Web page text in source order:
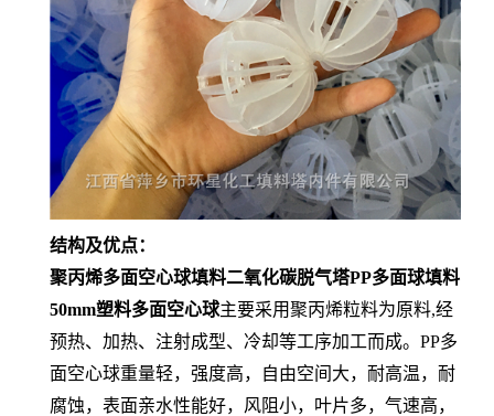
结构及优点：
聚丙烯多面空心球填料二氧化碳脱气塔PP多面球填料
50mm塑料多面空心球主要采用聚丙烯粒料为原料,经
预热、加热、注射成型、冷却等工序加工而成。PP多
面空心球重量轻，强度高，自由空间大，耐高温，耐
腐蚀，表面亲水性能好，风阻小，叶片多，气速高，